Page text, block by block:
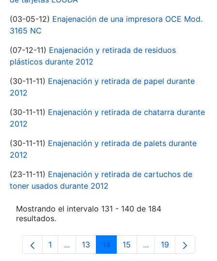
(03-05-12) Enajenación de una impresora OCE Mod.
3165 NC
(07-12-11) Enajenación y retirada de residuos
plásticos durante 2012
(30-11-11) Enajenación y retirada de papel durante
2012
(30-11-11) Enajenación y retirada de chatarra durante
2012
(30-11-11) Enajenación y retirada de palets durante
2012
(23-11-11) Enajenación y retirada de cartuchos de
toner usados durante 2012
Mostrando el intervalo 131 - 140 de 184
resultados.
Página
1 ...Páginas intermedias Use TAB para
Página
13 Página
14 Página
15 ...PáginasPágina
19